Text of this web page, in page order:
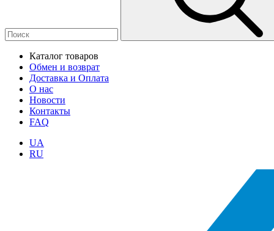
Каталог товаров
Обмен и возврат
Доставка и Оплата
О нас
Новости
Контакты
FAQ
UA
RU